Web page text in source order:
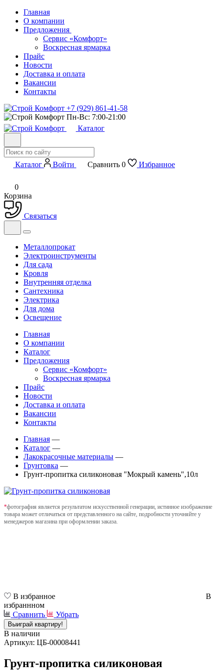
Главная
О компании
Предложения
Сервис «Комфорт»
Воскресная ярмарка
Прайс
Новости
Доставка и оплата
Вакансии
Контакты
+7 (929) 861-41-58
Пн-Вс: 7:00-21:00
Каталог
Каталог Войти Сравнить 0 Избранное
0
Корзина
Связаться
Металлопрокат
Электроинструменты
Для сада
Кровля
Внутренняя отделка
Сантехника
Электрика
Для дома
Освещение
Главная
О компании
Каталог
Предложения
Сервис «Комфорт»
Воскресная ярмарка
Прайс
Новости
Доставка и оплата
Вакансии
Контакты
Главная —
Каталог —
Лакокрасочные материалы —
Грунтовка —
Грунт-пропитка силиконовая "Мокрый камень",10л
*фотография является результатом искусственной генерации, истинное изображение
товара может отличаться от представленного на сайте, подробности уточняйте у
менеджеров магазина при оформлении заказа.
В избранное
В
избраннном
Сравнить
Убрать
Выиграй квартиру!
В наличии
Артикул: ЦБ-00008441
Грунт-пропитка силиконовая